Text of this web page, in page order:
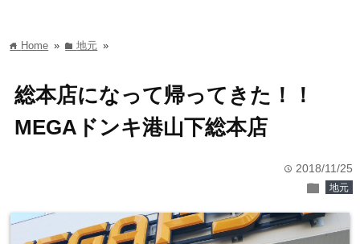
home Home » folder地元 »
総本店になって帰ってきた！！
MEGAドンキ港山下総本店
time 2018/11/25
folder 地元